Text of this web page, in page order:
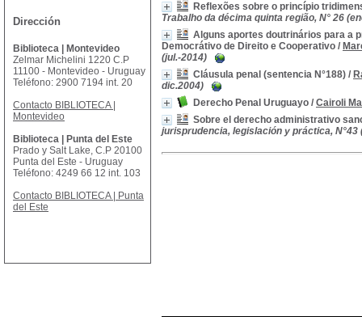
Reflexões sobre o princípio
Trabalho da décima quinta região, N° 26
Alguns aportes doutrinários para a
Democrátivo de Direito e Cooperativo /
(jul.-2014)
Cláusula penal (sentencia N°188) /
dic.2004)
Derecho Penal Uruguayo / Cairoli
Sobre el derecho administrativo
jurisprudencia, legislación y práctica, N°43
Dirección
Biblioteca | Montevideo
Zelmar Michelini 1220 C.P
11100 - Montevideo - Uruguay
Teléfono: 2900 7194 int. 20
Contacto BIBLIOTECA |
Montevideo
Biblioteca | Punta del Este
Prado y Salt Lake, C.P 20100
Punta del Este - Uruguay
Teléfono: 4249 66 12 int. 103
Contacto BIBLIOTECA | Punta
del Este